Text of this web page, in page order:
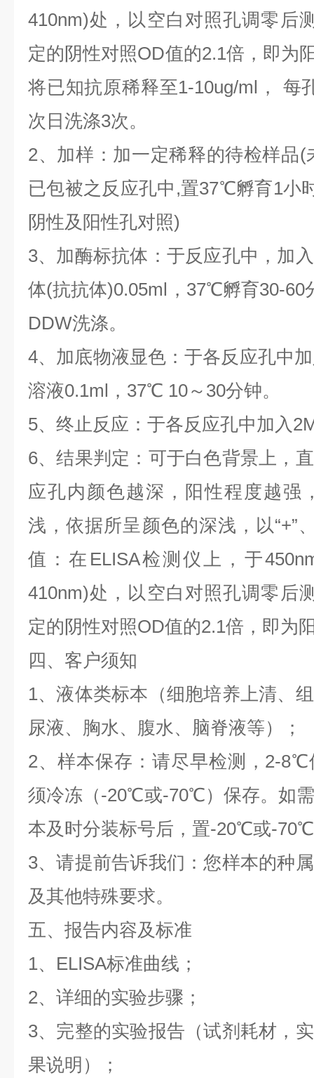
410nm)处，以空白对照孔调零后
定的阴性对照OD值的2.1倍，即为
将已知抗原稀释至1-10ug/ml， 每
次日洗涤3次。
2、加样：加一定稀释的待检样品(
已包被之反应孔中,置37℃孵育1小
阴性及阳性孔对照)
3、加酶标抗体：于反应孔中，加
体(抗抗体)0.05ml，37℃孵育30-60
DDW洗涤。
4、加底物液显色：于各反应孔中
溶液0.1ml，37℃ 10～30分钟。
5、终止反应：于各反应孔中加入
6、结果判定：可于白色背景上，
应孔内颜色越深，阳性程度越强
浅，依据所呈颜色的深浅，以“+”
值：在ELISA检测仪上，于
410nm)处，以空白对照孔调零后
定的阴性对照OD值的2.1倍，即为
四、客户须知
1、液体类标本（细胞培养上清、
尿液、胸水、腹水、脑脊液等）；
2、样本保存：请尽早检测，2-
须冷冻（-20℃或-70℃）保存。如
本及时分装标号后，置-20℃或-
3、请提前告诉我们：您样本的种
及其他特殊要求。
五、报告内容及标准
1、ELISA标准曲线；
2、详细的实验步骤；
3、完整的实验报告（试剂耗材，
果说明）；